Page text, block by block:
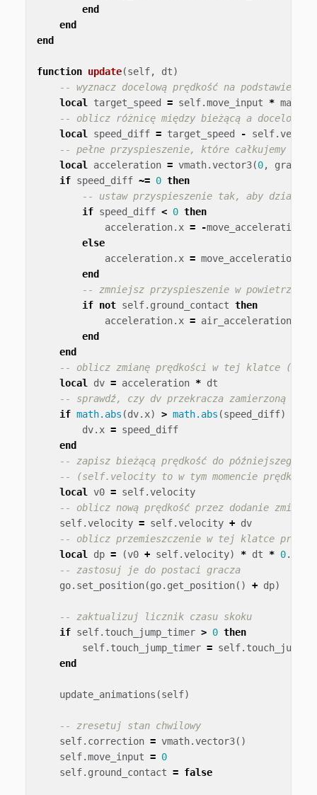
end
end
end
function update(self, dt)
-- wyznacz docelową prędkość na podstawie
local
target_speed = self.move_input *
-- oblicz różnicę między bieżącą a docelową
local
speed_diff = target_speed - self.
-- pełne przyspieszenie, które całkujemy w
local
acceleration = vmath.vector3(0, gravity
if speed_diff ~= 0 then
-- ustaw przyspieszenie tak, aby
if speed_diff < 0 then
acceleration. x = -move_acceleration
else
acceleration. x = move_acceleration
end
-- zmniejsz przyspieszenie w powietrzu,
if not self. ground_contact then
acceleration. x =
end
end
-- oblicz zmianę prędkości w tej klatce (dv
local
dv = acceleration * dt
-- sprawdź, czy dv przekracza zamierzoną
if math.abs (dv. x) > math.abs (speed_diff)
dv. x = speed_diff
end
-- zapisz bieżącą prędkość do późniejszego
-- (self.velocity to w tym momencie prędkość
local
v0 = self.velocity
-- oblicz nową prędkość przez dodanie zmiany
self.velocity = self.velocity + dv
-- oblicz przemieszczenie w tej klatce przez
local
dp = (v0 + self.velocity) * dt * 0.
-- zastosuj je do postaci gracza
go. set_position(go. get_position() + dp)
-- zaktualizuj licznik czasu skoku
if self. touch_jump_timer > 0 then
self. touch_jump_timer = self.
end
update_animations (self)
-- zresetuj stan chwilowy
self. correction = vmath.vector3()
self.move_input = 0
self. ground_contact = false